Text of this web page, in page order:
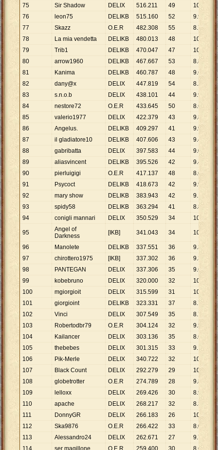
75
Sir Shadow DELIX 516.211 49 10 535
76
leon75 DELIKB 515.160 52 9.907
77
Skazz O.E.R 482.308 55 8.769
78
La mia vendetta DELIKB 480.013 48 10
000
79
Trib1 DELIKB 470.047 47 10
80
arrow1960 DELIKB 467.667 53 8.824
81
Kanima DELIKB 460.787 48 9.600
82
dany@x DELIX 447.819 54 8.293
83
s.n.o.b DELIX 438.101 44 9.957
84
nestore72 O.E.R 433.645 50 8.673
85
valerio1977 DELIX 422.379 43 9.823
86
Angelus. DELIKB 409.297 41 9.983
87
il gladiatore10 DELIKB 407.606 43 9.479
88
gabribatta DELIX 397.583 44 9.036
89
aliasvincent DELIKB 395.526 42 9.417
90
pierluigigi O.E.R 417.137 48 8.690
91
Psycoct DELIKB 418.673 42 9.968
92
mary show DELIKB 383.943 42 9.
93
spidy58 DELIKB 363.294 41 8.861
94
conigli mannari DELIX 350.529 34 10 310
95
Angel of
Darkness
[IKB] 341.043 34 10 031
96 Manolete DELIKB 337.551 36 9.376
97
chirottero1975 [IKB] 337.302 36 9.370
98
PANTEGAN DELIX 337.306 35 9.637
99
kobebruno DELIX 320.000 32 10
000
100
mgiorgioit DELIX 315.599 31 10
101
giorgioint DELIKB 323.331 37 8.739
102
Vinci DELIX 307.549 35 8.787
103
Robertodbr79 O.E.R 304.124 32 9.504
104
Kailancer DELIX 303.136 35 8.661
105
thebebes DELIX 301.315 33 9.131
106
Pik-Merle DELIX 340.722 32 10
107
Black Count DELIX 292.279 29 10 .079
108
globetrotter O.E.R 274.789 28 9.814
109
lelloxx DELIX 269.426 30 8.981
110
apache DELIX 268.217 32 8.382
111
DonnyGR DELIX 266.183 26 10 .238
112
Ska9876 O.E.R 266.422 33 8.073
113
Alessandro24 DELIX 262.671 27 9.729